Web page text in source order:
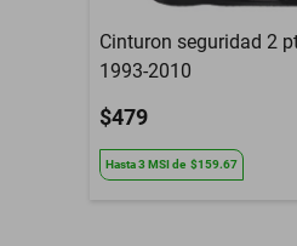
Armadora
Compatibilidad
Contenido del Empaque
Garantía con Proveedor
Cinturon seguridad 2
1993-2010
$479
Hasta3 MSI de $159.67